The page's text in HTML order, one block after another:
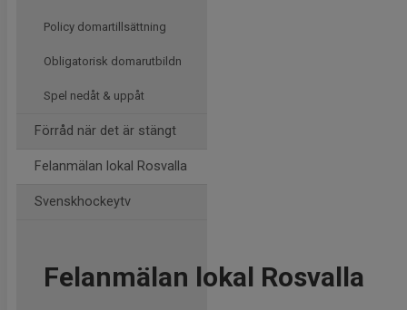
Policy domartillsättning
Obligatorisk domarutbildn
Spel nedåt & uppåt
Förråd när det är stängt
Felanmälan lokal Rosvalla
Svenskhockeytv
Felanmälan lokal Rosvalla